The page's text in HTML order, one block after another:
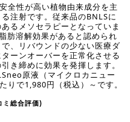
全性が高い植物由来成分を主
注射です。従来品のBNLSに
るメソセラピーとなっていま
肪溶解効果があると認められ
、リバウンドの少ない医療ダ
ーンオーバーを正常化させる
き締めに効果を発揮します。
原液（マイクロカニュー
りで1,980円（税込）～です。
ミ総合評価)